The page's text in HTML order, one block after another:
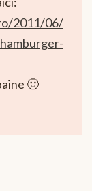
2011/06/
🙂